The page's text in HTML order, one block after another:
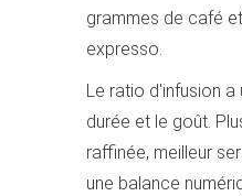
grammes de café
expresso.
Le ratio d'infusion
durée et le goût.
raffinée, meilleur
une balance